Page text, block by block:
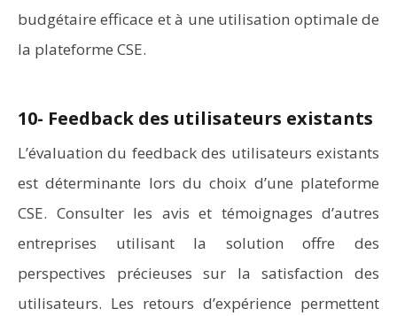
budgétaire efficace et à une utilisation optimale de
la plateforme CSE.
10- Feedback des utilisateurs existants
L’évaluation du feedback des utilisateurs existants
est déterminante lors du choix d’une plateforme
CSE. Consulter les avis et témoignages d’autres
entreprises utilisant la solution offre des
perspectives précieuses sur la satisfaction des
utilisateurs. Les retours d’expérience permettent